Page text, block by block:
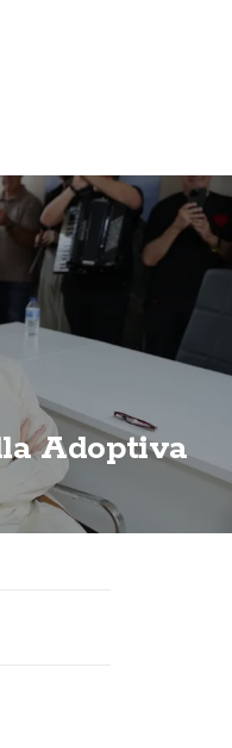
Adoptiva